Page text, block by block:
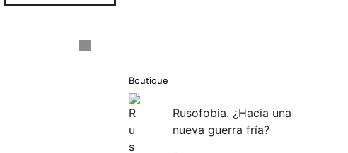
Boutique
Rusofobia. ¿Hacia una
nueva guerra fría?